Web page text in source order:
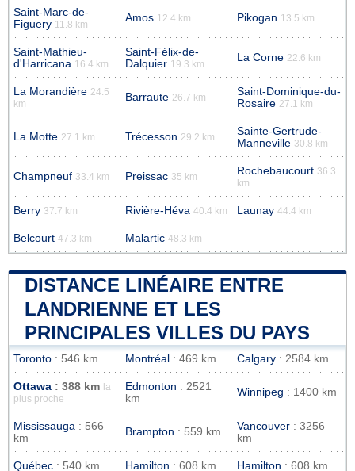
Saint-Marc-de-
Figuery 11.8 km
Amos 12.4 km Pikogan 13.5 km
Saint-Mathieu-
d'Harricana 16.4 km
Saint-Félix-de-
Dalquier 19.3 km
La Corne 22.6 km
La Morandière 24.5
km
Barraute 26.7 km
Saint-Dominique-du-
Rosaire 27.1 km
La Motte 27.1 km Trécesson 29.2 km
Sainte-Gertrude-
Manneville 30.8 km
Champneuf 33.4 km Preissac 35 km Rochebaucourt 36.3
km
Berry 37.7 km Rivière-Héva 40.4 km Launay 44.4 km
Belcourt 47.3 km Malartic 48.3 km
DISTANCE LINÉAIRE ENTRE
LANDRIENNE ET LES
PRINCIPALES VILLES DU PAYS
Toronto : 546 km Montréal : 469 km Calgary : 2584 km
Ottawa : 388 km
la
plus proche
Edmonton : 2521
km
Winnipeg : 1400 km
Mississauga : 566
km
Brampton : 559 km Vancouver : 3256
km
Québec : 540 km Hamilton : 608 km Hamilton : 608 km